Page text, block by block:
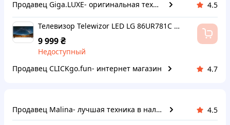
Продавец Giga.LUXE- оригинальная техника
4.5
Телевизор Telewizor LED LG 86UR781C 86 cali 4K UHD
9 999₴
Недоступный
Продавец CLICKgo.fun- интернет магазин
4.7
Продавец Malina- лучшая техника в наличии 4.5